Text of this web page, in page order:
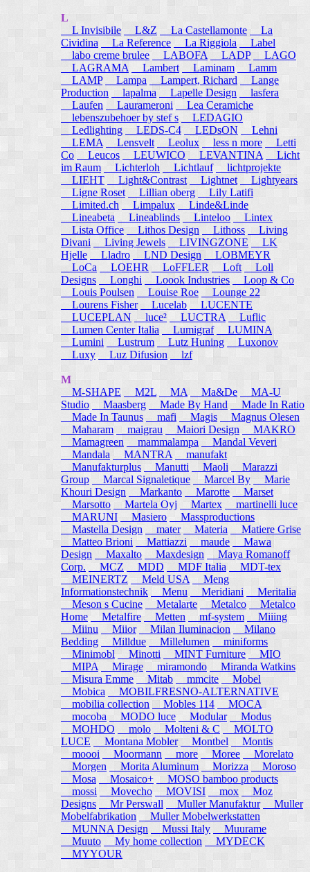
L
L Invisibile
L&Z La Castellamonte
La
Cividina
La Reference La Riggiola
Label
labo creme brulee
LABOFA LADP
LAGO
LAGRAMA
Lambert Laminam
Lamm
LAMP
Lampa Lampert, Richard
Lange
Production
lapalma Lapelle Design
lasfera
Laufen
Laurameroni
Lea Ceramiche
lebenszubehoer by stef s
LEDAGIO
Ledlighting
LEDS-C4 LEDsON
Lehni
LEMA
Lensvelt Leolux less n more
Letti
Co
Leucos LEUWICO LEVANTINA
Licht
im Raum
Lichterloh Lichtlauf lichtprojekte
LIEHT
Light&Contrast Lightnet
Lightyears
Ligne Roset
Lillian oberg
Lily Latifi
Limited.ch
Limpalux
Linde&Linde
Lineabeta
Lineablinds Linteloo
Lintex
Lista Office Lithos Design Lithoss
Living
Divani
Living Jewels LIVINGZONE
LK
Hjelle
Lladro LND Design
LOBMEYR
LoCa
LOEHR LoFFLER Loft
Loll
Designs
Longhi Loook Industries
Loop & Co
Louis Poulsen
Louise Roe
Lounge 22
Lourens Fisher
Lucelab
LUCENTE
LUCEPLAN
luce² LUCTRA
Luflic
Lumen Center Italia
Lumigraf
LUMINA
Lumini
Lustrum Lutz Huning
Luxonov
Luxy
Luz Difusion lzf
M
M-SHAPE
M2L MA Ma&De
MA-U
Studio
Maasberg Made By Hand
Made In Ratio
Made In Taunus
mafi Magis
Magnus Olesen
Maharam
maigrau Maiori Design
MAKRO
Mamagreen
mammalampa
Mandal Veveri
Mandala
MANTRA
manufakt
Manufakturplus
Manutti Maoli
Marazzi
Group
Marcal Signaletique Marcel By
Marie
Khouri Design
Markanto Marotte
Marset
Marsotto
Martela Oyj Martex
martinelli luce
MARUNI
Masiero
Massproductions
Mastella Design
mater Materia
Matiere Grise
Matteo Brioni
Mattiazzi maude
Mawa
Design
Maxalto Maxdesign
Maya Romanoff
Corp.
MCZ MDD MDF Italia
MDT-tex
MEINERTZ
Meld USA
Meng
Informationstechnik
Menu Meridiani
Meritalia
Meson s Cucine
Metalarte Metalco
Metalco
Home Metalfire Metten mf-system
Miiing
Miinu
Miior Milan Iluminacion
Milano
Bedding
Milldue Millelumen
miniforms
Minimobl Minotti MINT Furniture
MIO
MIPA
Mirage miramondo
Miranda Watkins
Misura Emme
Mitab mmcite
Mobel
Mobica
MOBILFRESNO-ALTERNATIVE
mobilia collection
Mobles 114
MOCA
mocoba
MODO luce Modular
Modus
MOHDO
molo Molteni & C
MOLTO
LUCE
Montana Mobler Montbel
Montis
moooi
Moormann more Moree
Morelato
Morgen
Morita Aluminum Morizza
Moroso
Mosa
Mosaico+
MOSO bamboo products
mossi
Movecho MOVISI mox
Moz
Designs
Mr Perswall Muller Manufaktur
Muller
Mobelfabrikation
Muller Mobelwerkstatten
MUNNA Design
Mussi Italy
Muurame
Muuto My home collection
MYDECK
MYYOUR